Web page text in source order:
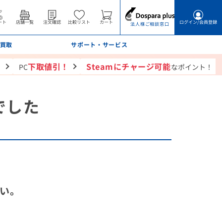
ト 店舗一覧 注文確認 比較リスト カート 法人様ご相談窓口 ログイン/会員登録
取 サポート・サービス
PC下取値引！ Steamにチャージ可能なポイント！
た
。